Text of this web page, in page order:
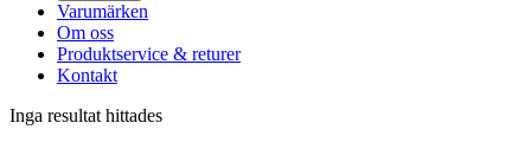
Varumärken
Om oss
Produktservice & returer
Kontakt
Inga resultat hittades